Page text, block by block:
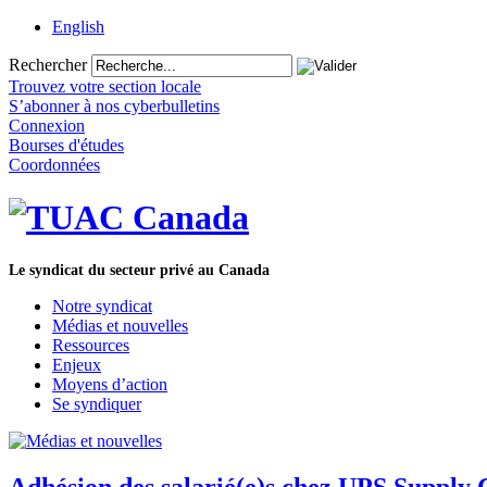
English
Rechercher
Trouvez votre section locale
S’abonner à nos cyberbulletins
Connexion
Bourses d'études
Coordonnées
Le syndicat du secteur privé au Canada
Notre syndicat
Médias et nouvelles
Ressources
Enjeux
Moyens d’action
Se syndiquer